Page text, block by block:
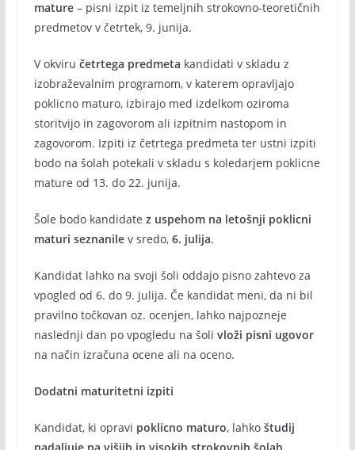
mature– pisni izpit iz temeljnih strokovno-teoretičnih
predmetov v četrtek, 9. junija.
V okviru četrtega predmeta kandidati v skladu z
izobraževalnim programom, v katerem opravljajo
poklicno maturo, izbirajo med izdelkom oziroma
storitvijo in zagovorom ali izpitnim nastopom in
zagovorom. Izpiti iz četrtega predmeta ter ustni izpiti
bodo na šolah potekali v skladu s koledarjem poklicne
mature od 13. do 22. junija.
Šole bodo kandidate z uspehom na letošnji poklicni
maturi seznanilev sredo, 6. julija.
Kandidat lahko na svoji šoli oddajo pisno zahtevo za
vpogled od 6. do 9. julija. Če kandidat meni, da ni bil
pravilno točkovan oz. ocenjen, lahko najpozneje
naslednji dan po vpogledu na šoli vloži pisni ugovor
na način izračuna ocene ali na oceno.
Dodatni maturitetni izpiti
Kandidat, ki opravi poklicno maturo, lahko študij